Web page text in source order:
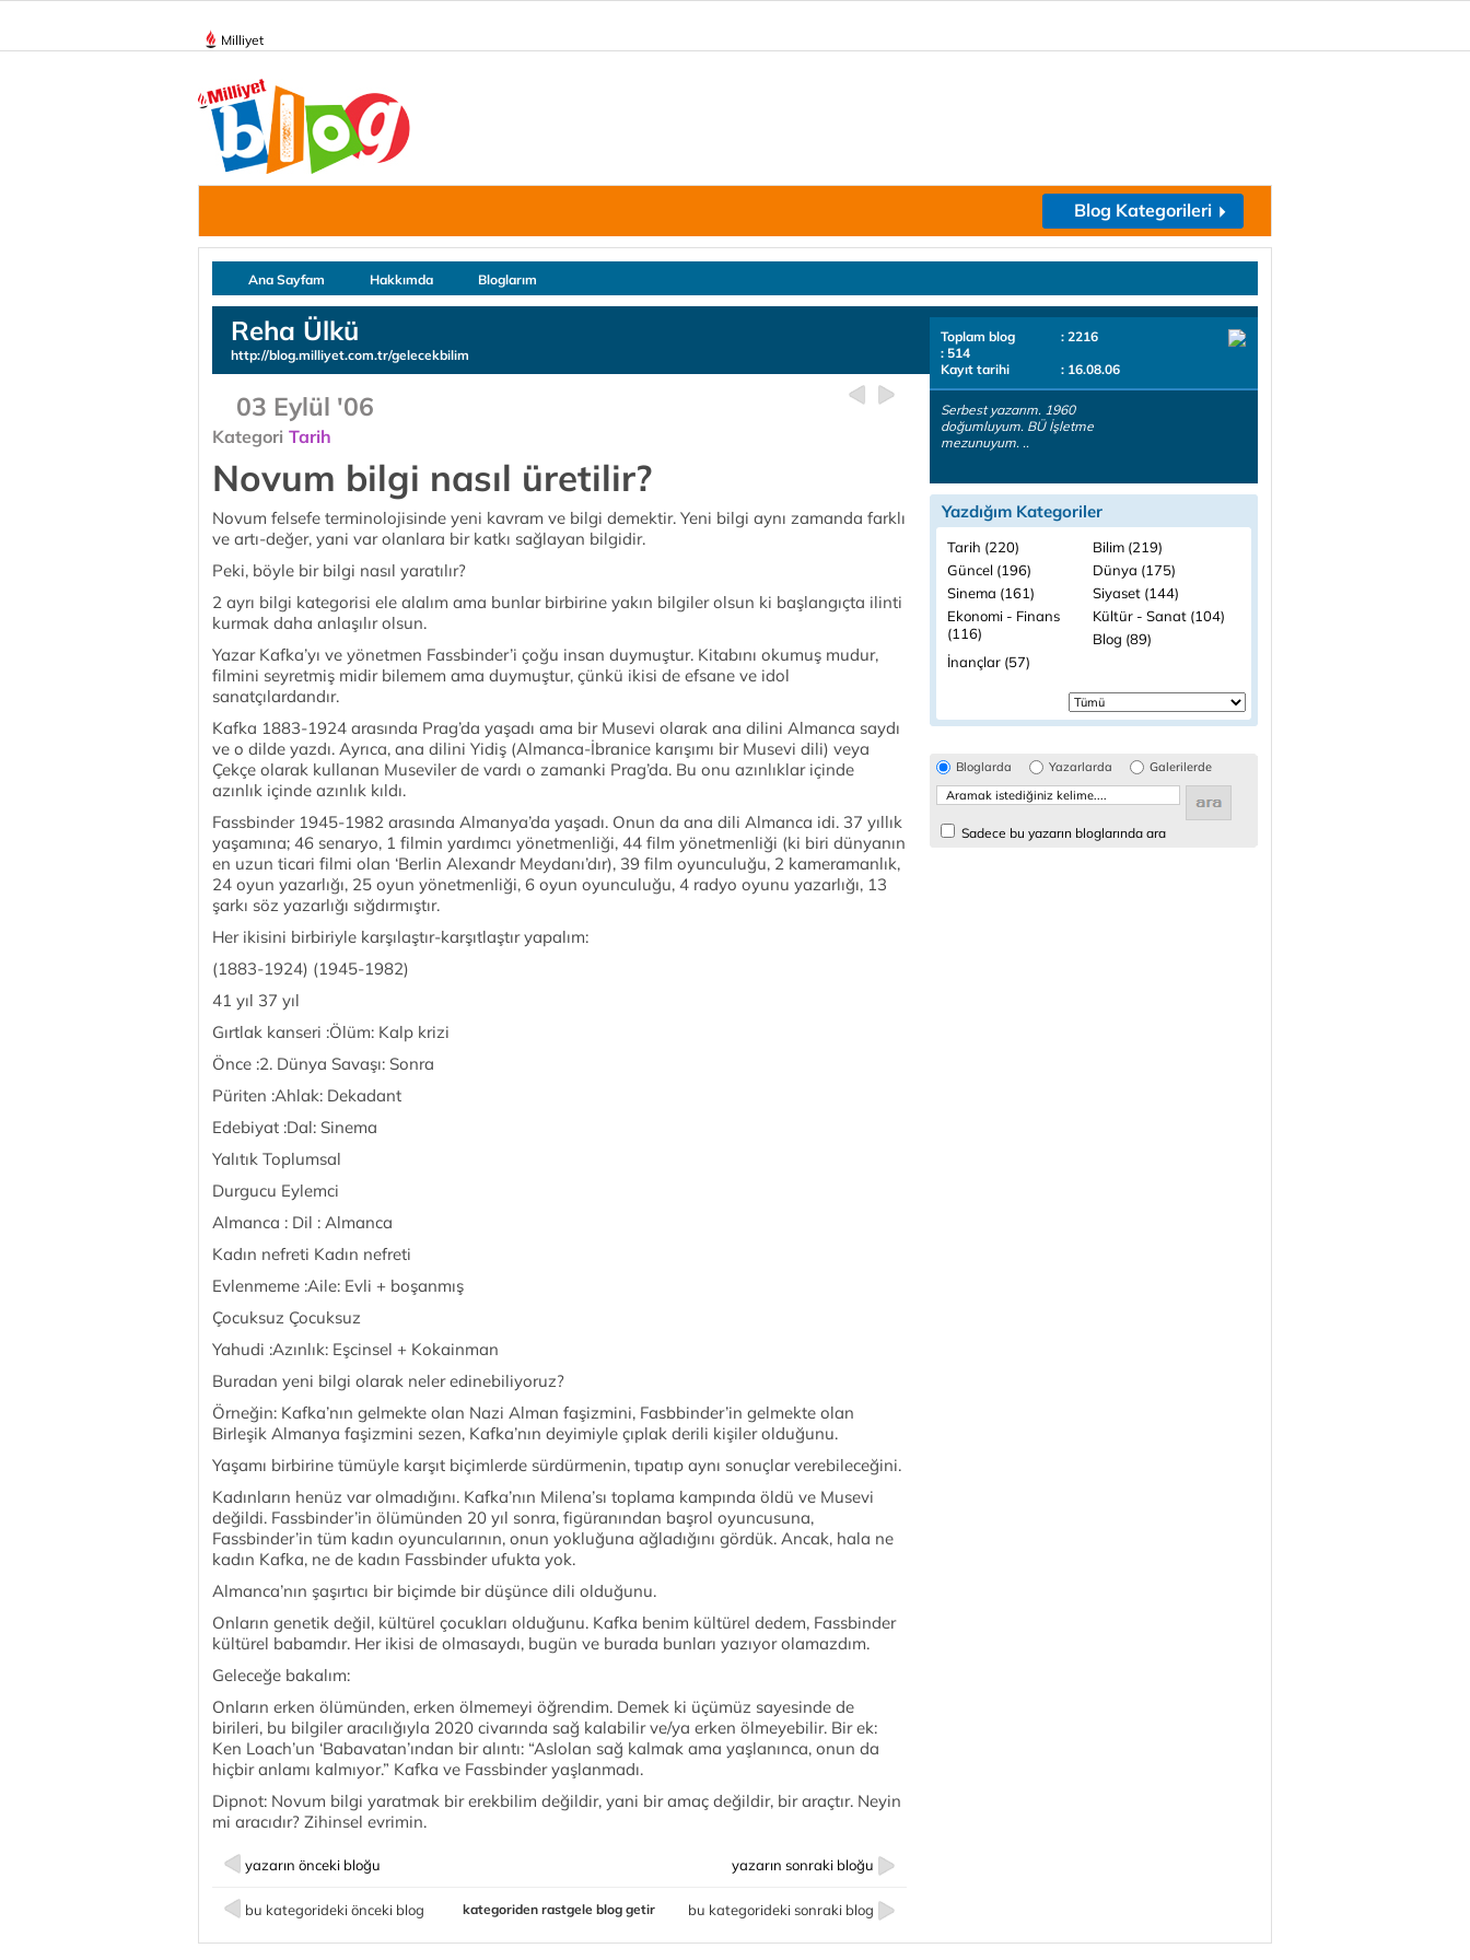
Milliyet
Blog Kategorileri
Ana Sayfam Hakkımda Bloglarım
Reha Ülkü
http://blog.milliyet.com.tr/gelecekbilim
03 Eylül '06
Kategori Tarih
Novum bilgi nasıl üretilir?
Novum felsefe terminolojisinde yeni kavram ve bilgi demektir. Yeni bilgi aynı zamanda farklı
ve artı-değer, yani var olanlara bir katkı sağlayan bilgidir.
Peki, böyle bir bilgi nasıl yaratılır?
2 ayrı bilgi kategorisi ele alalım ama bunlar birbirine yakın bilgiler olsun ki başlangıçta ilinti
kurmak daha anlaşılır olsun.
Yazar Kafka’yı ve yönetmen Fassbinder’i çoğu insan duymuştur. Kitabını okumuş mudur,
filmini seyretmiş midir bilemem ama duymuştur, çünkü ikisi de efsane ve idol
sanatçılardandır.
Kafka 1883-1924 arasında Prag’da yaşadı ama bir Musevi olarak ana dilini Almanca saydı
ve o dilde yazdı. Ayrıca, ana dilini Yidiş (Almanca-İbranice karışımı bir Musevi dili) veya
Çekçe olarak kullanan Museviler de vardı o zamanki Prag’da. Bu onu azınlıklar içinde
azınlık içinde azınlık kıldı.
Fassbinder 1945-1982 arasında Almanya’da yaşadı. Onun da ana dili Almanca idi. 37 yıllık
yaşamına; 46 senaryo, 1 filmin yardımcı yönetmenliği, 44 film yönetmenliği (ki biri dünyanın
en uzun ticari filmi olan ‘Berlin Alexandr Meydanı’dır), 39 film oyunculuğu, 2 kameramanlık,
24 oyun yazarlığı, 25 oyun yönetmenliği, 6 oyun oyunculuğu, 4 radyo oyunu yazarlığı, 13
şarkı söz yazarlığı sığdırmıştır.
Her ikisini birbiriyle karşılaştır-karşıtlaştır yapalım:
(1883-1924) (1945-1982)
41 yıl 37 yıl
Gırtlak kanseri :Ölüm: Kalp krizi
Önce :2. Dünya Savaşı: Sonra
Püriten :Ahlak: Dekadant
Edebiyat :Dal: Sinema
Yalıtık Toplumsal
Durgucu Eylemci
Almanca : Dil : Almanca
Kadın nefreti Kadın nefreti
Evlenmeme :Aile: Evli + boşanmış
Çocuksuz Çocuksuz
Yahudi :Azınlık: Eşcinsel + Kokainman
Buradan yeni bilgi olarak neler edinebiliyoruz?
Örneğin: Kafka’nın gelmekte olan Nazi Alman faşizmini, Fasbbinder’in gelmekte olan
Birleşik Almanya faşizmini sezen, Kafka’nın deyimiyle çıplak derili kişiler olduğunu.
Yaşamı birbirine tümüyle karşıt biçimlerde sürdürmenin, tıpatıp aynı sonuçlar verebileceğini.
Kadınların henüz var olmadığını. Kafka’nın Milena’sı toplama kampında öldü ve Musevi
değildi. Fassbinder’in ölümünden 20 yıl sonra, figüranından başrol oyuncusuna,
Fassbinder’in tüm kadın oyuncularının, onun yokluğuna ağladığını gördük. Ancak, hala ne
kadın Kafka, ne de kadın Fassbinder ufukta yok.
Almanca’nın şaşırtıcı bir biçimde bir düşünce dili olduğunu.
Onların genetik değil, kültürel çocukları olduğunu. Kafka benim kültürel dedem, Fassbinder
kültürel babamdır. Her ikisi de olmasaydı, bugün ve burada bunları yazıyor olamazdım.
Geleceğe bakalım:
Onların erken ölümünden, erken ölmemeyi öğrendim. Demek ki üçümüz sayesinde de
birileri, bu bilgiler aracılığıyla 2020 civarında sağ kalabilir ve/ya erken ölmeyebilir. Bir ek:
Ken Loach’un ‘Babavatan’ından bir alıntı: “Aslolan sağ kalmak ama yaşlanınca, onun da
hiçbir anlamı kalmıyor.” Kafka ve Fassbinder yaşlanmadı.
Dipnot: Novum bilgi yaratmak bir erekbilim değildir, yani bir amaç değildir, bir araçtır. Neyin
mi aracıdır? Zihinsel evrimin.
yazarın önceki bloğu yazarın sonraki bloğu
bu kategorideki önceki blog bu kategorideki sonraki blog
kategoriden rastgele blog getir
Toplam blog
: 2216
: 514
Kayıt tarihi
: 16.08.06
Serbest yazarım. 1960
doğumluyum. BÜ İşletme
mezunuyum. ..
Yazdığım Kategoriler
Tarih (220)
Bilim (219)
Güncel (196)
Dünya (175)
Sinema (161)
Siyaset (144)
Ekonomi - Finans
(116)
Kültür - Sanat (104)
Blog (89)
İnançlar (57)
Bloglarda Yazarlarda Galerilerde
Sadece bu yazarın bloglarında ara